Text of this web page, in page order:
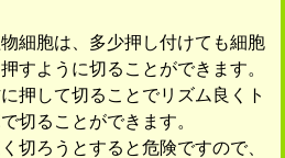
細胞は、多少押し付けても細胞
すように切ることができます。
押して切ることでリズム良くト
切ることができます。
切ろうとすると危険ですので、